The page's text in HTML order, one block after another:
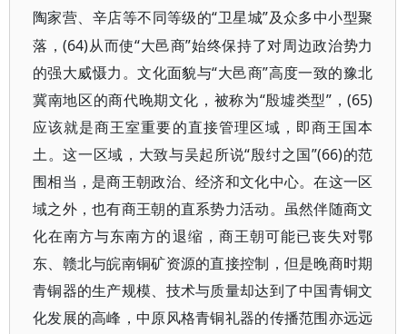
陶家营、辛店等不同等级的“卫星城”及众多中小型聚
落，(64)从而使“大邑商”始终保持了对周边政治势力
的强大威慑力。文化面貌与“大邑商”高度一致的豫北
冀南地区的商代晚期文化，被称为“殷墟类型”，(65)
应该就是商王室重要的直接管理区域，即商王国本
土。这一区域，大致与吴起所说“殷纣之国”(66)的范
围相当，是商王朝政治、经济和文化中心。在这一区
域之外，也有商王朝的直系势力活动。虽然伴随商文
化在南方与东南方的退缩，商王朝可能已丧失对鄂
东、赣北与皖南铜矿资源的直接控制，但是晚商时期
青铜器的生产规模、技术与质量却达到了中国青铜文
化发展的高峰，中原风格青铜礼器的传播范围亦远远